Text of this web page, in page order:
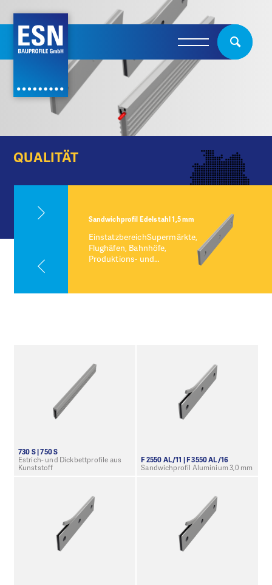
QUALITÄT
Sandwichprofil Edelstahl 1,5 mm
EinstatzbereichSupermärkte,
Flughäfen, Bahnhöfe,
Produktions- und…
730 S | 750 S
Estrich- und Dickbettprofile aus
Kunststoff
F 2550 AL/11 | F 3550 AL/16
Sandwichprofil Aluminium 3,0 mm